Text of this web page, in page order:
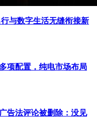
与数字生活无缝衔接新
项配置，纯电市场布局
告法评论被删除：没见